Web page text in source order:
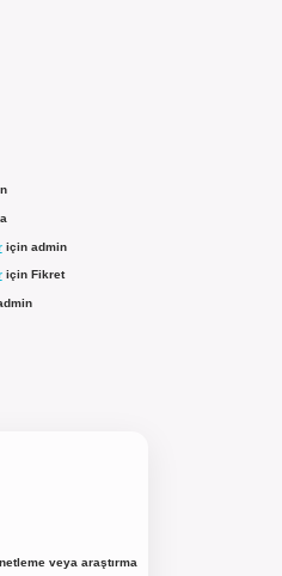
için admin
için Fikret
veya araştırma